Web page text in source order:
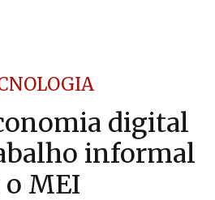
digital
informal
o MEI